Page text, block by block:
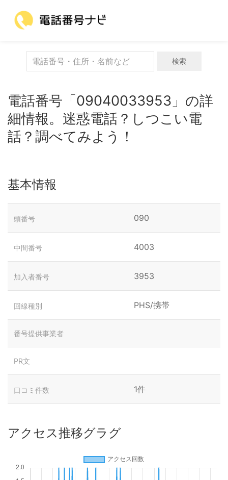
検索
電話番号「09040033953」の詳
細情報。迷惑電話？しつこい電
話？調べてみよう！
基本情報
頭番号 090
中間番号 4003
加入者番号 3953
回線種別 PHS/携帯
番号提供事業者
PR文
口コミ件数 1件
アクセス推移グラグ